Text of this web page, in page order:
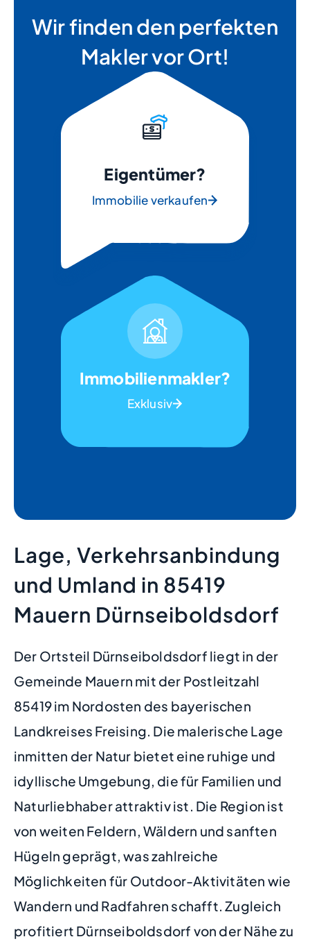
Wir finden den perfekten
Makler vor Ort!
Eigentümer?
Immobilie verkaufen
Immobilienmakler?
Exklusiv
Lage, Verkehrsanbindung
und Umland in 85419
Mauern Dürnseiboldsdorf
Der Ortsteil Dürnseiboldsdorf liegt in der
Gemeinde Mauern mit der Postleitzahl
85419 im Nordosten des bayerischen
Landkreises Freising. Die malerische Lage
inmitten der Natur bietet eine ruhige und
idyllische Umgebung, die für Familien und
Naturliebhaber attraktiv ist. Die Region ist
von weiten Feldern, Wäldern und sanften
Hügeln geprägt, was zahlreiche
Möglichkeiten für Outdoor-Aktivitäten wie
Wandern und Radfahren schafft. Zugleich
profitiert Dürnseiboldsdorf von der Nähe zu